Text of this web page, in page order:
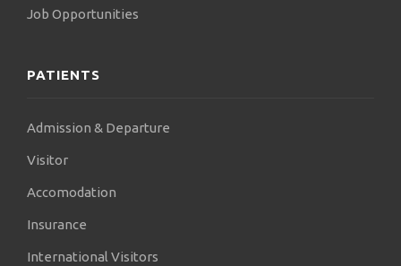
Job Opportunities
PATIENTS
Admission & Departure
Visitor
Accomodation
Insurance
International Visitors